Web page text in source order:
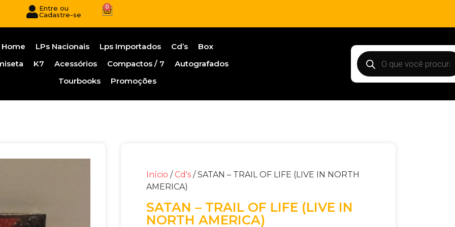
Entre ou
Cadastre-se
0
Home LPs Nacionais Lps Importados Cd’s
Box
K7 Acessórios Compactos / 7
Autografados
Tourbooks
Promoções
Início / Cd's/ SATAN – TRAIL OF LIFE (LIVE IN NORTH
AMERICA)
SATAN – TRAIL OF LIFE (LIVE IN
NORTH AMERICA)